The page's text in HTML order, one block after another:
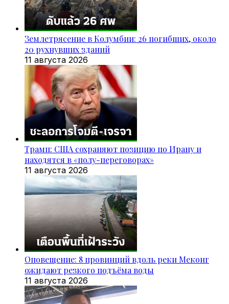
Землетрясение в Колумбии: 26 погибших, около
20 рухнувших зданий
11 августа 2026
Трамп: США сохраняют позицию по Ирану и
находятся в «полу-переговорах»
11 августа 2026
Оповещение: 8 провинций вдоль реки Меконг
ожидают резкого подъёма воды
11 августа 2026